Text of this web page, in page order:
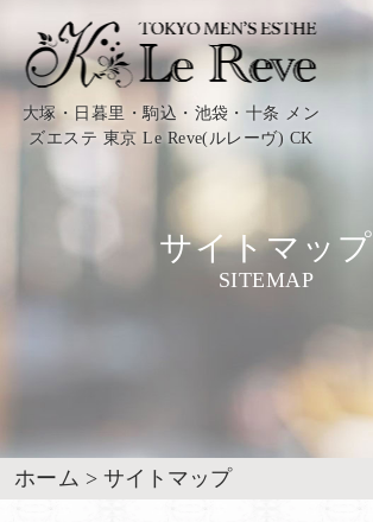
大塚・日暮里・駒込・池袋・十条 メン
ズエステ 東京 Le Reve(ルレーヴ) CK
サイトマップ
SITEMAP
ホーム >サイトマップ